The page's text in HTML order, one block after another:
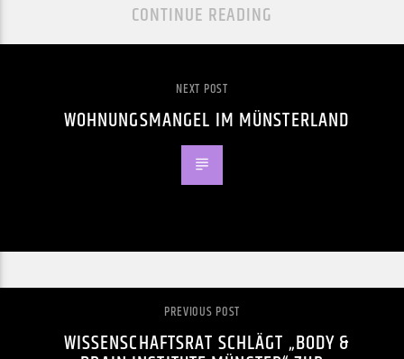
CONTINUE READING
NEXT POST
WOHNUNGSMANGEL IM MÜNSTERLAND
PREVIOUS POST
WISSENSCHAFTSRAT SCHLÄGT „BODY &